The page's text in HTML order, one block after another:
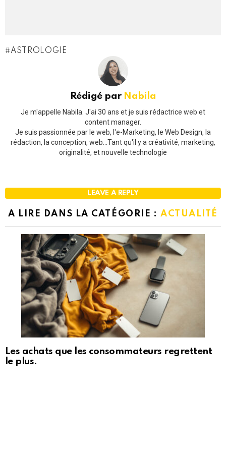
ASTROLOGIE
Rédigé par Nabila
Je m'appelle Nabila. J'ai 30 ans et je suis rédactrice web et
content manager.
Je suis passionnée par le web, l'e-Marketing, le Web Design, la
rédaction, la conception, web...Tant qu'il y a créativité, marketing,
originalité, et nouvelle technologie
LEAVE A REPLY
A LIRE DANS LA CATÉGORIE : ACTUALITÉ
Les achats que les consommateurs regrettent
le plus.